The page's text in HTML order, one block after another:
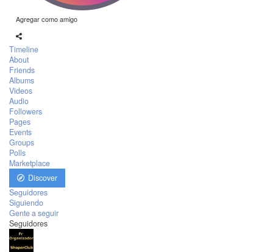
Agregar como amigo
Timeline
About
Friends
Albums
Videos
Audio
Followers
Pages
Events
Groups
Polls
Marketplace
Discover
Seguidores
Siguiendo
Gente a seguir
Seguidores